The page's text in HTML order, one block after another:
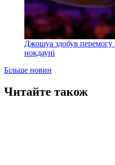
Джошуа здобув перемогу
нокдауні
Більше новин
Читайте також